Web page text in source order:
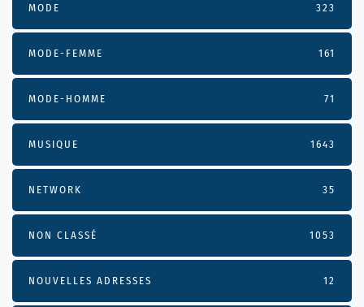
MODE 323
MODE-FEMME 161
MODE-HOMME 71
MUSIQUE 1643
NETWORK 35
NON CLASSÉ 1053
NOUVELLES ADRESSES 12